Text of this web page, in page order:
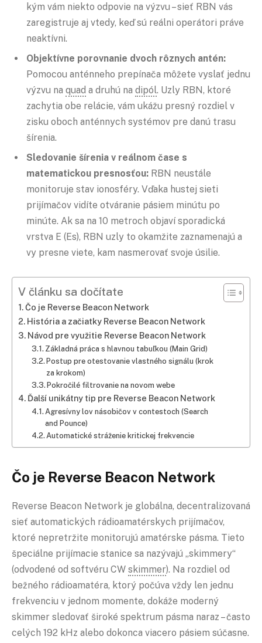
kým vám niekto odpovie na výzvu – sieť RBN vás
zaregistruje aj vtedy, keď sú reálni operátori práve
neaktívni.
Objektívne porovnanie dvoch rôznych antén:
Pomocou anténneho prepínača môžete vyslať jednu
výzvu na quad a druhú na dipól. Uzly RBN, ktoré
zachytia obe relácie, vám ukážu presný rozdiel v
zisku oboch anténnych systémov pre danú trasu
šírenia.
Sledovanie šírenia v reálnom čase s
matematickou presnosťou: RBN neustále
monitoruje stav ionosféry. Vďaka hustej sieti
prijímačov vidíte otváranie pásiem minútu po
minúte. Ak sa na 10 metroch objaví sporadická
vrstva E (Es), RBN uzly to okamžite zaznamenajú a
vy presne viete, kam nasmerovať svoje úsilie.
V článku sa dočítate
Čo je Reverse Beacon Network
História a začiatky Reverse Beacon Network
Návod pre využitie Reverse Beacon Network
Základná práca s hlavnou tabuľkou (Main Grid)
Postup pre otestovanie vlastného signálu (krok
za krokom)
Pokročilé filtrovanie na novom webe
Ďalší unikátny tip pre Reverse Beacon Network
Agresívny lov násobičov v contestoch (Search
and Pounce)
Automatické stráženie kritickej frekvencie
Čo je Reverse Beacon Network
Reverse Beacon Network je globálna, decentralizovaná
sieť automatických rádioamatérskych prijímačov,
ktoré nepretržite monitorujú amatérske pásma. Tieto
špeciálne prijímacie stanice sa nazývajú „skimmery“
(odvodené od softvéru CW skimmer). Na rozdiel od
bežného rádioamatéra, ktorý počúva vždy len jednu
frekvenciu v jednom momente, dokáže moderný
skimmer sledovať široké spektrum pásma naraz – často
celých 192 kHz alebo dokonca viacero pásiem súčasne.